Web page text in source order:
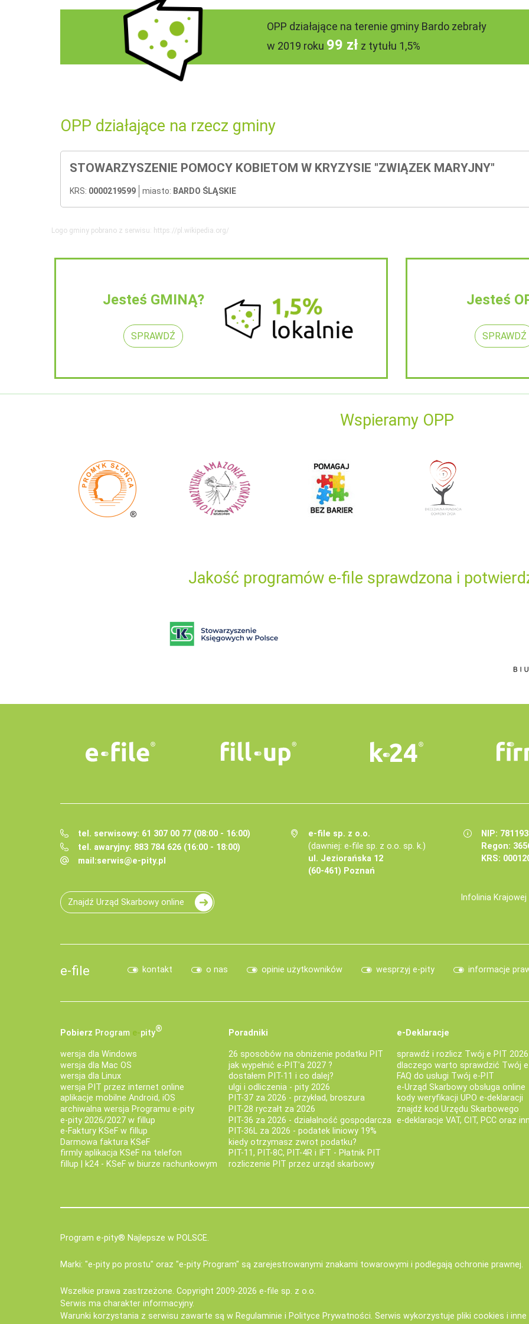
OPP działające na terenie gminy Bardo zebrały
w 2019 roku 99 zł z tytułu 1,5%
OPP działające na rzecz gminy
STOWARZYSZENIE POMOCY KOBIETOM W KRYZYSIE "ZWIĄZEK MARYJNY"
KRS: 0000219599 miasto: BARDO ŚLĄSKIE
Logo gminy pobrano z serwisu: https://pl.wikipedia.org/
Jesteś GMINĄ?
SPRAWDŹ
Jesteś
SPRAWDŹ
Wspieramy OPP
Jakość programów e-file sprawdzona i
tel. serwisowy: 61 307 00 77 (08:00 - 16:00)
tel. awaryjny: 883 784 626 (16:00 - 18:00)
mail:serwis@e-pity.pl
e-file sp. z o.o.
(dawniej: e-file sp. z o.o. sp. k.)
ul. Jeziorańska 12
(60-461) Poznań
NIP:
Regon:
KRS:
Znajdź Urząd Skarbowy online Infolinia
e-file kontakt o nas opinie użytkowników wesprzyj e-pity informacje
Pobierz Program e‑pity®
wersja dla Windows
wersja dla Mac OS
wersja dla Linux
wersja PIT przez internet online
aplikacje mobilne Android, iOS
archiwalna wersja Programu e-pity
e-pity 2026/2027 w fillup
e‑Faktury KSeF w fillup
Darmowa faktura KSeF
firmly aplikacja KSeF na telefon
fillup | k24 - KSeF w biurze rachunkowym
Poradniki
26 sposobów na obniżenie podatku PIT
jak wypełnić e-PIT'a 2027 ?
dostałem PIT-11 i co dalej?
ulgi i odliczenia - pity 2026
PIT-37 za 2026 - przykład, broszura
PIT-28 ryczałt za 2026
PIT-36 za 2026 - działalność gospodarcza
PIT-36L za 2026 - podatek liniowy 19%
kiedy otrzymasz zwrot podatku?
PIT-11, PIT-8C, PIT-4R i IFT - Płatnik PIT
rozliczenie PIT przez urząd skarbowy
e-Deklaracje
sprawdź i rozlicz Twój e PIT 2026
dlaczego warto sprawdzić Twój
FAQ do usługi Twój e-PIT
e-Urząd Skarbowy obsługa online
kody weryfikacji UPO e-deklaracji
znajdź kod Urzędu Skarbowego
e-deklaracje VAT, CIT, PCC oraz
Program e-pity® Najlepsze w POLSCE.
Marki: "e-pity po prostu" oraz "e-pity Program" są zarejestrowanymi znakami towarowymi i podlegają ochronie prawnej.
Wszelkie prawa zastrzeżone. Copyright 2009-2026 e-file sp. z o.o.
Serwis ma charakter informacyjny.
Warunki korzystania z serwisu zawarte są w Regulaminie i Polityce Prywatności. Serwis wykorzystuje pliki cookies i